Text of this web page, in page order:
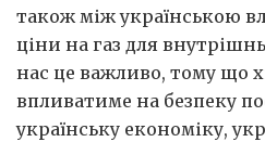
також між українською
ціни на газ для
нас це важливо, тому що
впливатиме на безпеку
українську економіку,